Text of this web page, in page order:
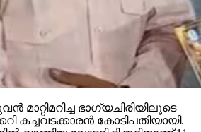
മാറ്റിമറിച്ച ഭാഗ്യചിരിയിലൂടെ
കച്ചവടക്കാരന്‍ കോടിപതിയായി.